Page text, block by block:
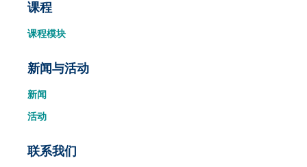
课程
课程模块
新闻与活动
新闻
活动
联系我们